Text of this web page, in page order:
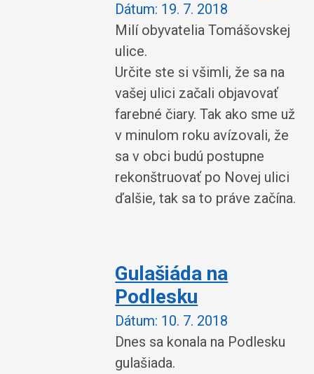
Dátum: 19. 7. 2018
Milí obyvatelia Tomášovskej
ulice.
Určite ste si všimli, že sa na
vašej ulici začali objavovať
farebné čiary. Tak ako sme už
v minulom roku avízovali, že
sa v obci budú postupne
rekonštruovať po Novej ulici
ďalšie, tak sa to práve začína.
Gulašiáda na
Podlesku
Dátum: 10. 7. 2018
Dnes sa konala na Podlesku
gulašiada.